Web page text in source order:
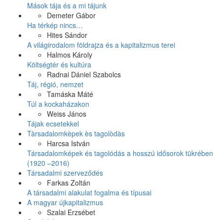
Mások tája és a mi tájunk
Demeter Gábor
Ha térkép nincs…
Hites Sándor
A világirodalom földrajza és a kapitalizmus terei
Halmos Károly
Költségtér és kultúra
Radnai Dániel Szabolcs
Táj, régió, nemzet
Tamáska Máté
Túl a kockaházakon
Weiss János
Tájak ecsetekkel
Tàrsadalomkèpek ès tagolòdàs
Harcsa István
Társadalomképek és tagolódás a hosszú idősorok tükrében
(1920 –2016)
Társadalmi szerveződés
Farkas Zoltán
A társadalmi alakulat fogalma és típusai
A magyar újkapitalizmus
Szalai Erzsébet